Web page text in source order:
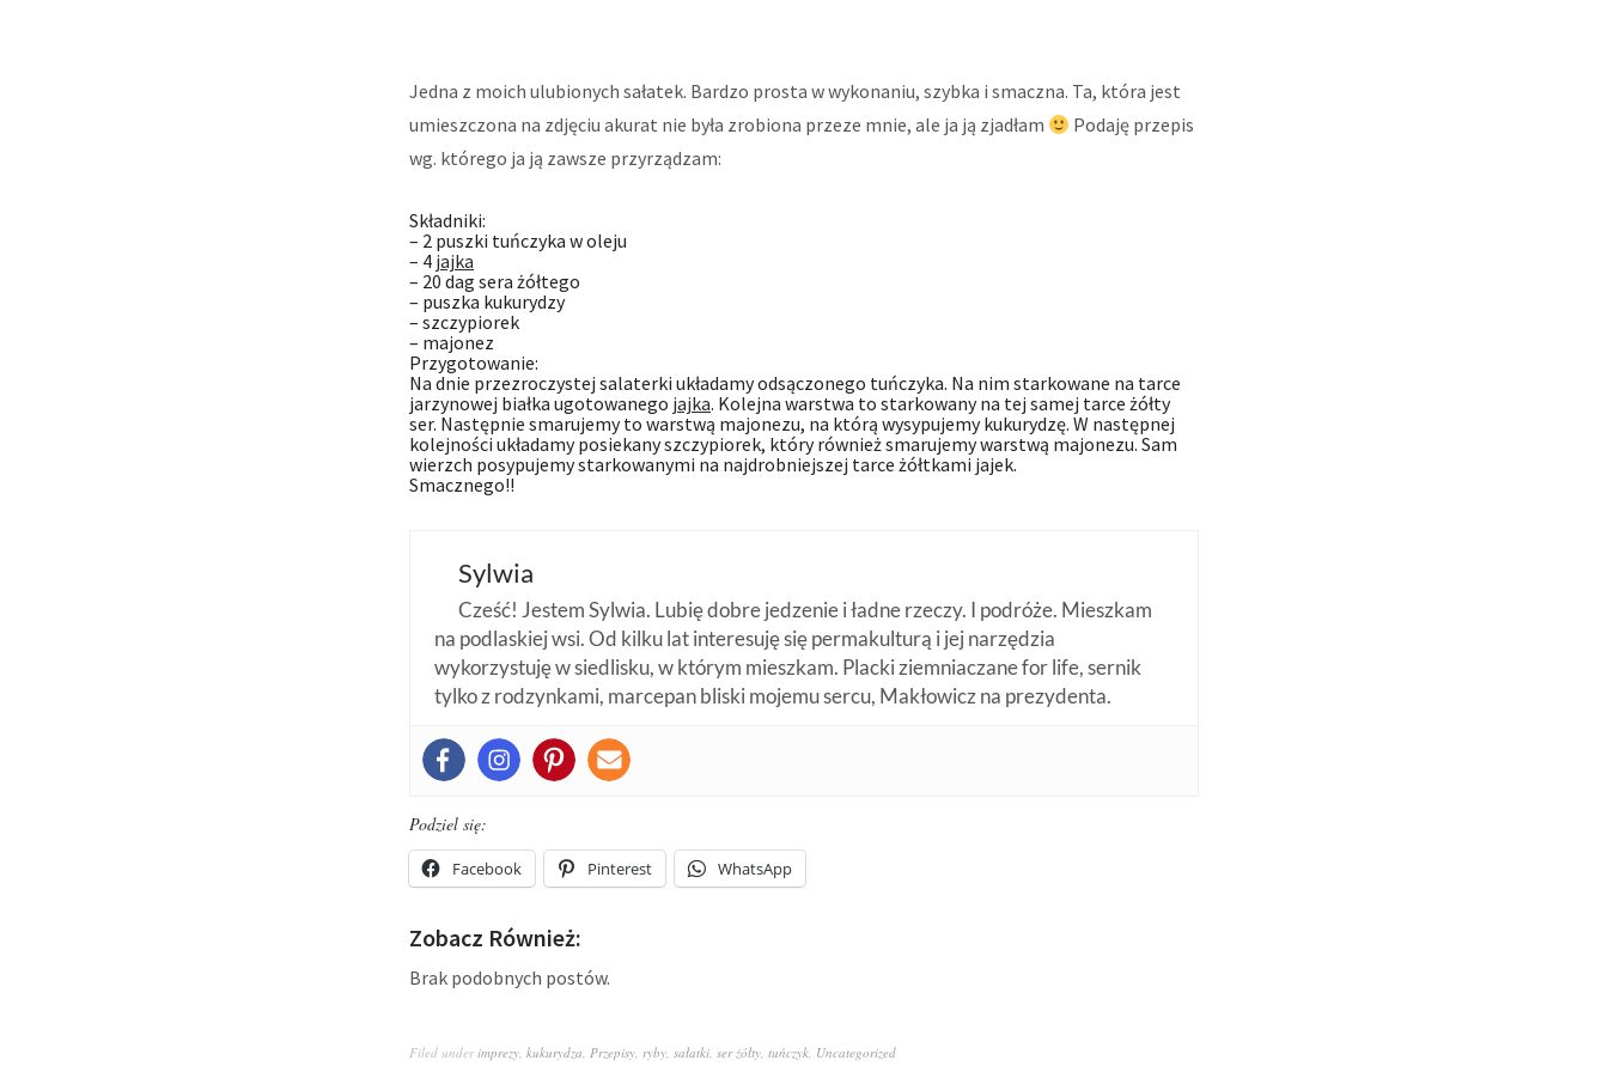
Jedna z moich ulubionych sałatek. Bardzo prosta w wykonaniu, szybka i smaczna. Ta, która jest
umieszczona na zdjęciu akurat nie była zrobiona przeze mnie, ale ja ją zjadłam
Podaję przepis
wg. którego ja ją zawsze przyrządzam:
Składniki:
– 2 puszki tuńczyka w oleju
– 4 jajka
– 20 dag sera żółtego
– puszka kukurydzy
– szczypiorek
– majonez
Przygotowanie:
Na dnie przezroczystej salaterki układamy odsączonego tuńczyka. Na nim starkowane na tarce
jarzynowej białka ugotowanego jajka. Kolejna warstwa to starkowany na tej samej tarce żółty
ser. Następnie smarujemy to warstwą majonezu, na którą wysypujemy kukurydzę. W następnej
kolejności układamy posiekany szczypiorek, który również smarujemy warstwą majonezu. Sam
wierzch posypujemy starkowanymi na najdrobniejszej tarce żółtkami jajek.
Smacznego!!
Sylwia
Cześć! Jestem Sylwia. Lubię dobre jedzenie i ładne rzeczy. I podróże. Mieszkam
na podlaskiej wsi. Od kilku lat interesuję się permakulturą i jej narzędzia
wykorzystuję w siedlisku, w którym mieszkam. Placki ziemniaczane for life, sernik
tylko z rodzynkami, marcepan bliski mojemu sercu, Makłowicz na prezydenta.
Podziel się:
Facebook Pinterest WhatsApp
Zobacz Również:
Brak podobnych postów.
Filed underimprezy, kukurydza, Przepisy, ryby, sałatki, ser żółty, tuńczyk, Uncategorized